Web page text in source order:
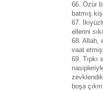
66. Özür
batmış
67.
ellerini
68. Allah,
vaat
69. Tıpkı
boşa